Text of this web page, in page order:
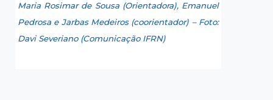
Maria Rosimar de Sousa (Orientadora), Emanuel
Pedrosa e Jarbas Medeiros (coorientador) – Foto:
Davi Severiano (Comunicação IFRN)